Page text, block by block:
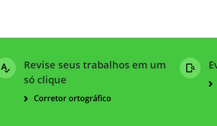
Revise seus trabalhos em um
só clique
Corretor ortográfico